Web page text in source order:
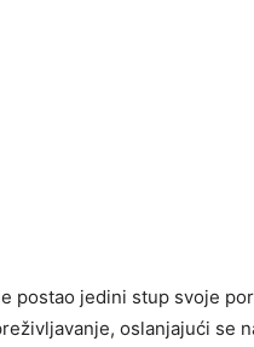
postao jedini stup svoje
oslanjajući se